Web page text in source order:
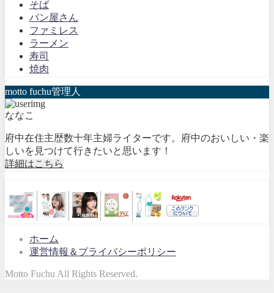
そば
パン屋さん
ファミレス
ラーメン
寿司
焼肉
motto fuchu管理人
ななこ
府中在住主歴数十年主婦ライターです。府中のおいしい・楽
しいを見つけて行きたいと思います！
詳細はこちら
ホーム
運営情報＆プライバシーポリシー
Motto Fuchu All Rights Reserved.